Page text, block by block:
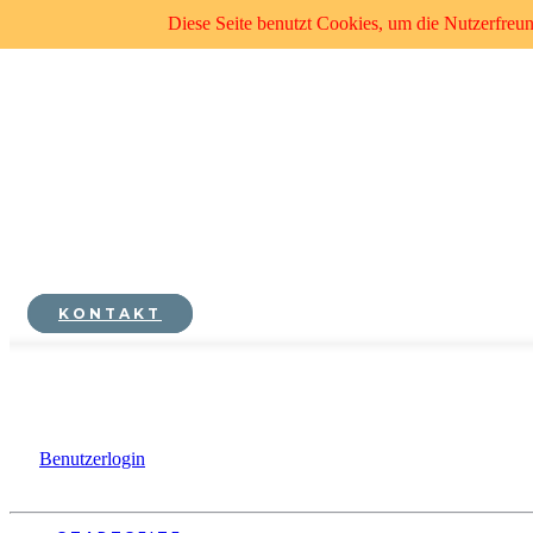
KONTAKT
Benutzerlogin
Diese Seite benutzt Cookies, um die